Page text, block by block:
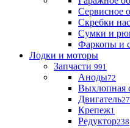
Сервисное
Скребки
Сумки и
Фаркопы и
Лодки и моторы
Запчасти 991
Аноды72
Выхлопная
Двигатель
Крепеж1
Редуктор238